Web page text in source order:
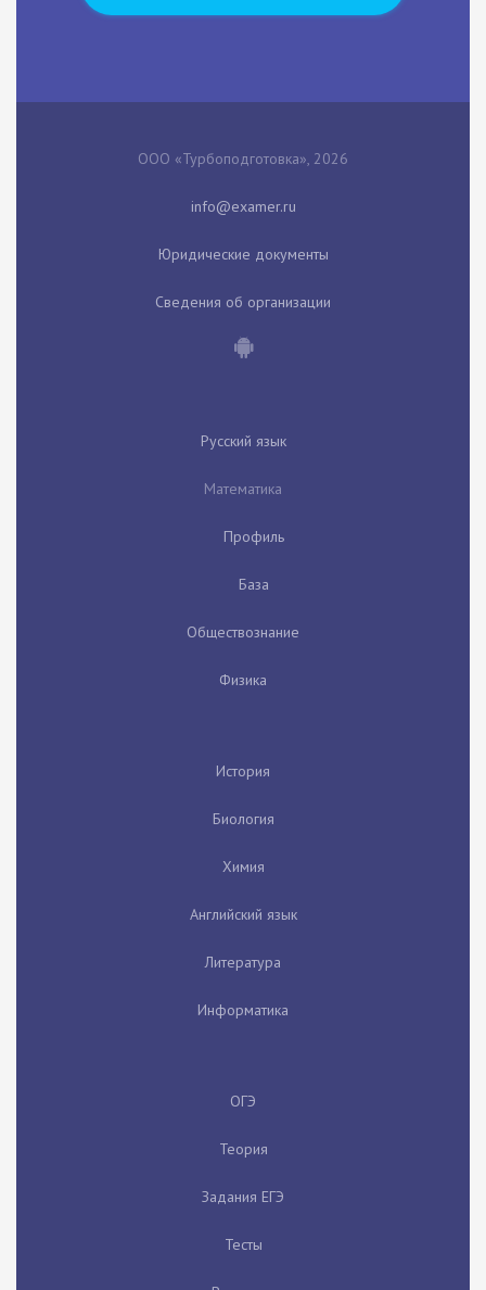
ООО «Турбоподготовка», 2026
Юридические документы
Сведения об организации
Русский язык
Математика
Профиль
База
Обществознание
Физика
История
Биология
Химия
Английский язык
Литература
Информатика
ОГЭ
Теория
Задания ЕГЭ
Тесты